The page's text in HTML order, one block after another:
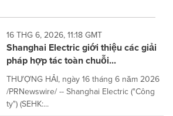
16 THG 6, 2026, 11:18 GMT
Shanghai Electric giới thiệu các giải
pháp hợp tác toàn chuỗi...
THƯỢNG HẢI, ngày 16 tháng 6 năm 2026
/PRNewswire/ -- Shanghai Electric ("Công
ty") (SEHK:...